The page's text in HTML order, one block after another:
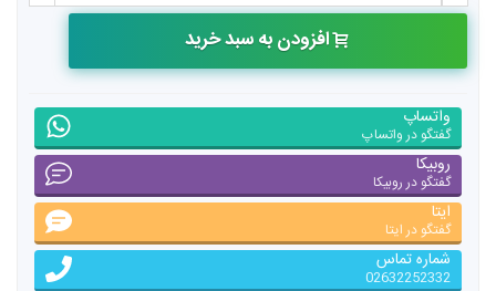
افزودن به سبد خرید
واتساپ
گفتگو در واتساپ
روبیکا
گفتگو در روبیکا
ایتا
گفتگو در ایتا
شماره تماس
02632252332